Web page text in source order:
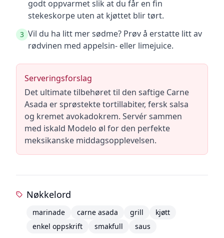
godt oppvarmet slik at du får en fin
stekeskorpe uten at kjøttet blir tørt.
3 Vil du ha litt mer sødme? Prøv å erstatte litt av
rødvinen med appelsin- eller limejuice.
Serveringsforslag
Det ultimate tilbehøret til den saftige Carne
Asada er sprøstekte tortillabiter, fersk salsa
og kremet avokadokrem. Servér sammen
med iskald Modelo øl for den perfekte
meksikanske middagsopplevelsen.
Nøkkelord
marinade carne asada grill
kjøtt
enkel oppskrift
smakfull saus